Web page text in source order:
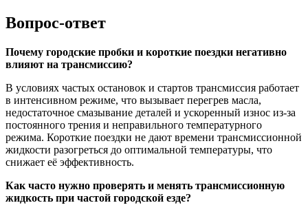
Вопрос-ответ
Почему городские пробки и короткие поездки негативно
влияют на трансмиссию?
В условиях частых остановок и стартов трансмиссия работает
в интенсивном режиме, что вызывает перегрев масла,
недостаточное смазывание деталей и ускоренный износ из-за
постоянного трения и неправильного температурного
режима. Короткие поездки не дают времени трансмиссионной
жидкости разогреться до оптимальной температуры, что
снижает её эффективность.
Как часто нужно проверять и менять трансмиссионную
жидкость при частой городской езде?